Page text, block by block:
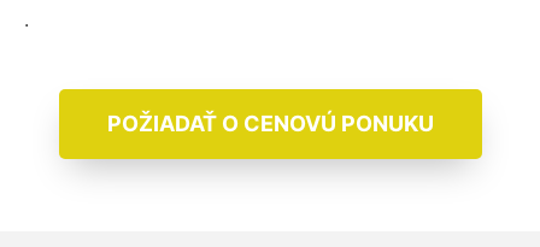
.
POŽIADAŤ O CENOVÚ PONUKU